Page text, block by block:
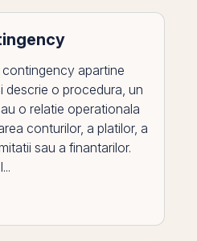
apartine
descrie o procedura, un
o relatie operationala
conturilor, a platilor, a
sau a finantarilor.